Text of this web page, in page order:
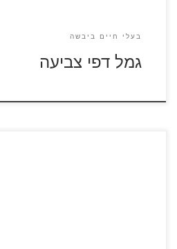
בעלי חיים ביבשה
גמל דפי צביעה